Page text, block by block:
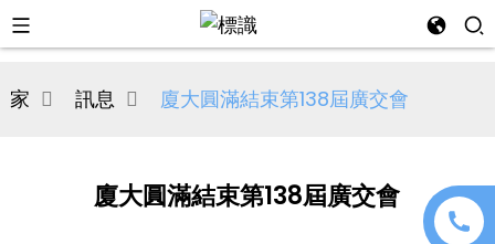
家 訊息 廈大圓滿結束第138屆廣交會
廈大圓滿結束第138屆廣交會